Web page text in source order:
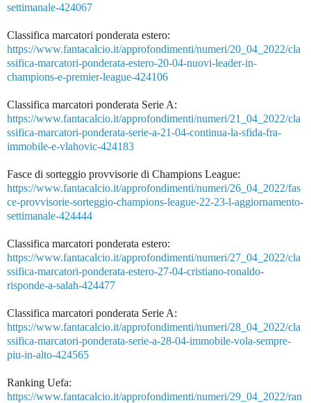
settimanale-424067
Classifica marcatori ponderata estero:
https://www.fantacalcio.it/approfondimenti/numeri/20_04_2022/cla
ssifica-marcatori-ponderata-estero-20-04-nuovi-leader-in-
champions-e-premier-league-424106
Classifica marcatori ponderata Serie A:
https://www.fantacalcio.it/approfondimenti/numeri/21_04_2022/cla
ssifica-marcatori-ponderata-serie-a-21-04-continua-la-sfida-fra-
immobile-e-vlahovic-424183
Fasce di sorteggio provvisorie di Champions League:
https://www.fantacalcio.it/approfondimenti/numeri/26_04_2022/fas
ce-provvisorie-sorteggio-champions-league-22-23-l-aggiornamento-
settimanale-424444
Classifica marcatori ponderata estero:
https://www.fantacalcio.it/approfondimenti/numeri/27_04_2022/cla
ssifica-marcatori-ponderata-estero-27-04-cristiano-ronaldo-
risponde-a-salah-424477
Classifica marcatori ponderata Serie A:
https://www.fantacalcio.it/approfondimenti/numeri/28_04_2022/cla
ssifica-marcatori-ponderata-serie-a-28-04-immobile-vola-sempre-
piu-in-alto-424565
Ranking Uefa:
https://www.fantacalcio.it/approfondimenti/numeri/29_04_2022/ran